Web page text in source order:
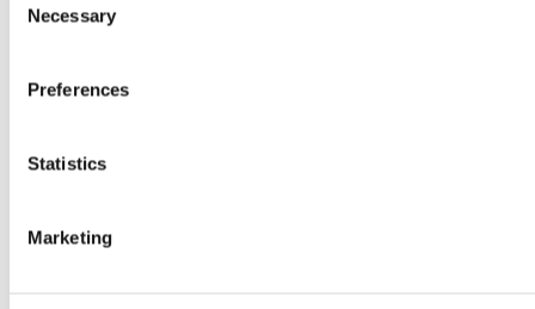
Selection
Necessary
Preferences
Statistics
Marketing